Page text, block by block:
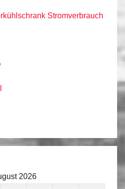
Stromverbrauch
2026